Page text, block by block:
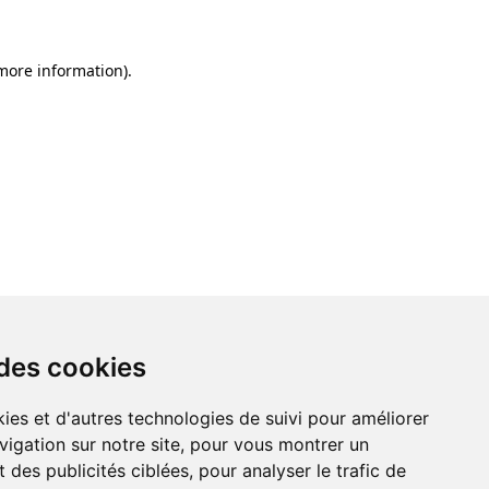
cookies
et d'autres technologies de suivi pour améliorer
sur notre site, pour vous montrer un
des publicités ciblées, pour analyser le trafic de
information).